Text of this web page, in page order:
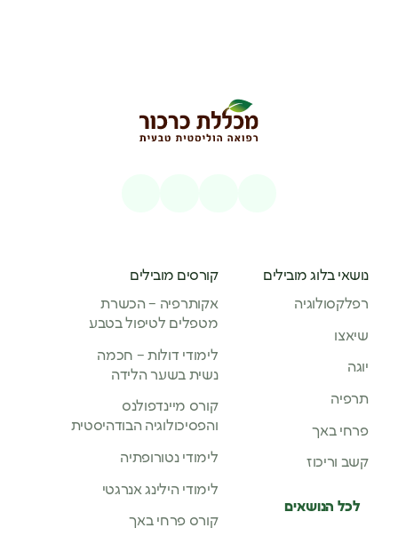
נושאי בלוג מובילים
רפלקסולוגיה
שיאצו
יוגה
תרפיה
פרחי באך
קשב וריכוז
לכל הנושאים
קורסים מובילים
אקותרפיה – הכשרת
מטפלים לטיפול בטבע
לימודי דולות – חכמה
נשית בשער הלידה
קורס מיינדפולנס
והפסיכולוגיה הבודהיסטית
לימודי נטורופתיה
לימודי הילינג אנרגטי
קורס פרחי באך